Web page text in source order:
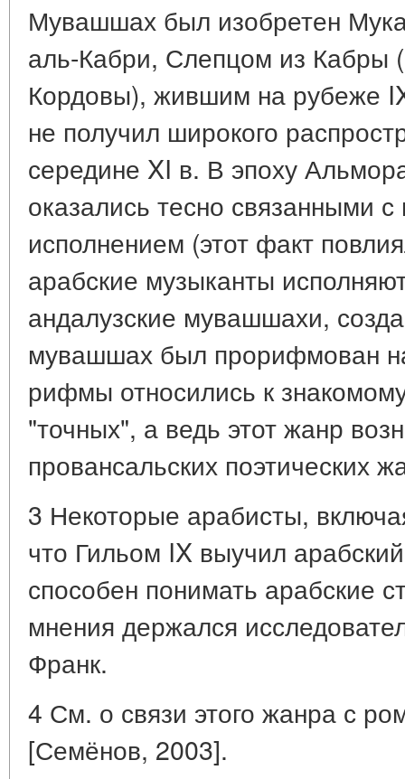
Мувашшах был изобретен
аль-Кабри, Слепцом из Кабры
Кордовы), жившим на рубеже
не получил широкого
середине XI в. В эпоху
оказались тесно связанными
исполнением (этот факт
арабские музыканты
андалузские мувашшахи,
мувашшах был прорифмован
рифмы относились к
"точных", а ведь этот жанр
провансальских поэтических
3 Некоторые арабисты,
что Гильом IX выучил
способен понимать арабские
мнения держался
Франк.
4 См. о связи этого жанра с
[Семёнов, 2003].